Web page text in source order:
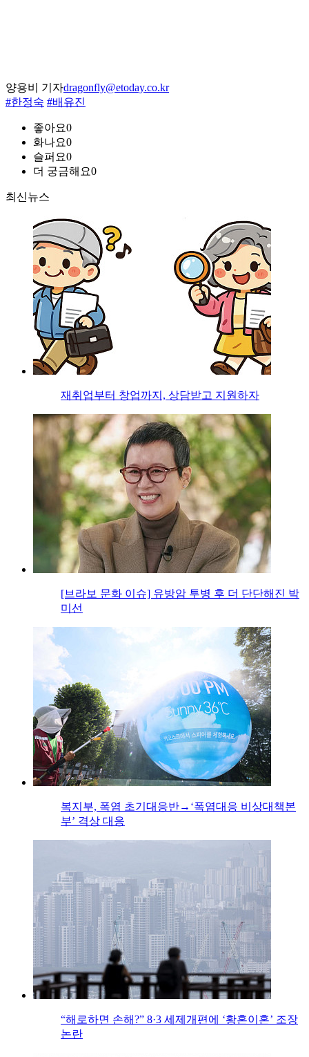
양용비 기자dragonfly@etoday.co.kr
#한정숙 #배유진
좋아요0
화나요0
슬퍼요0
더 궁금해요0
최신뉴스
재취업부터 창업까지, 상담받고 지원하자
[브라보 문화 이슈] 유방암 투병 후 더 단단해진 박
미선
복지부, 폭염 초기대응반→‘폭염대응 비상대책본
부’ 격상 대응
“해로하면 손해?” 8·3 세제개편에 ‘황혼이혼’ 조장
논란